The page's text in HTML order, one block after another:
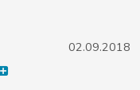
02.09.2018